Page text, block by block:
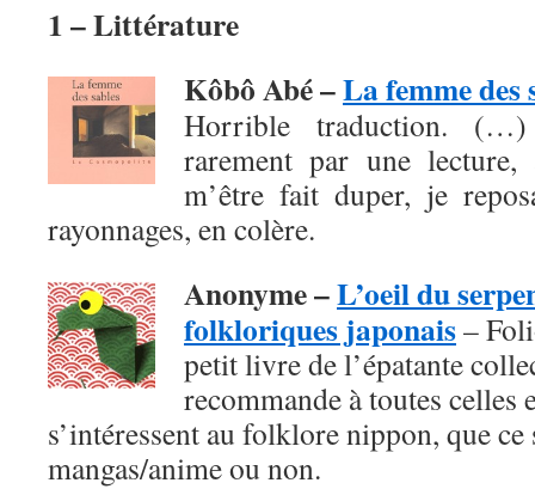
1 – Littérature
Kôbô Abé –La femme des
Horrible traduction.
rarement par une lecture,
m’être fait duper, je
rayonnages, en colère.
Anonyme –L’oeil du
folkloriques japonais–
petit livre de l’épatante
recommande à toutes celles
s’intéressent au folklore nippon, que
mangas/anime ou non.